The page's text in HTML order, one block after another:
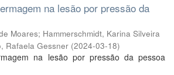
na lesão por pressão da
Moares; Hammerschmidt, Karina Silveira
Rafaela Gessner (2024-03-18)
na lesão por pressão da pessoa